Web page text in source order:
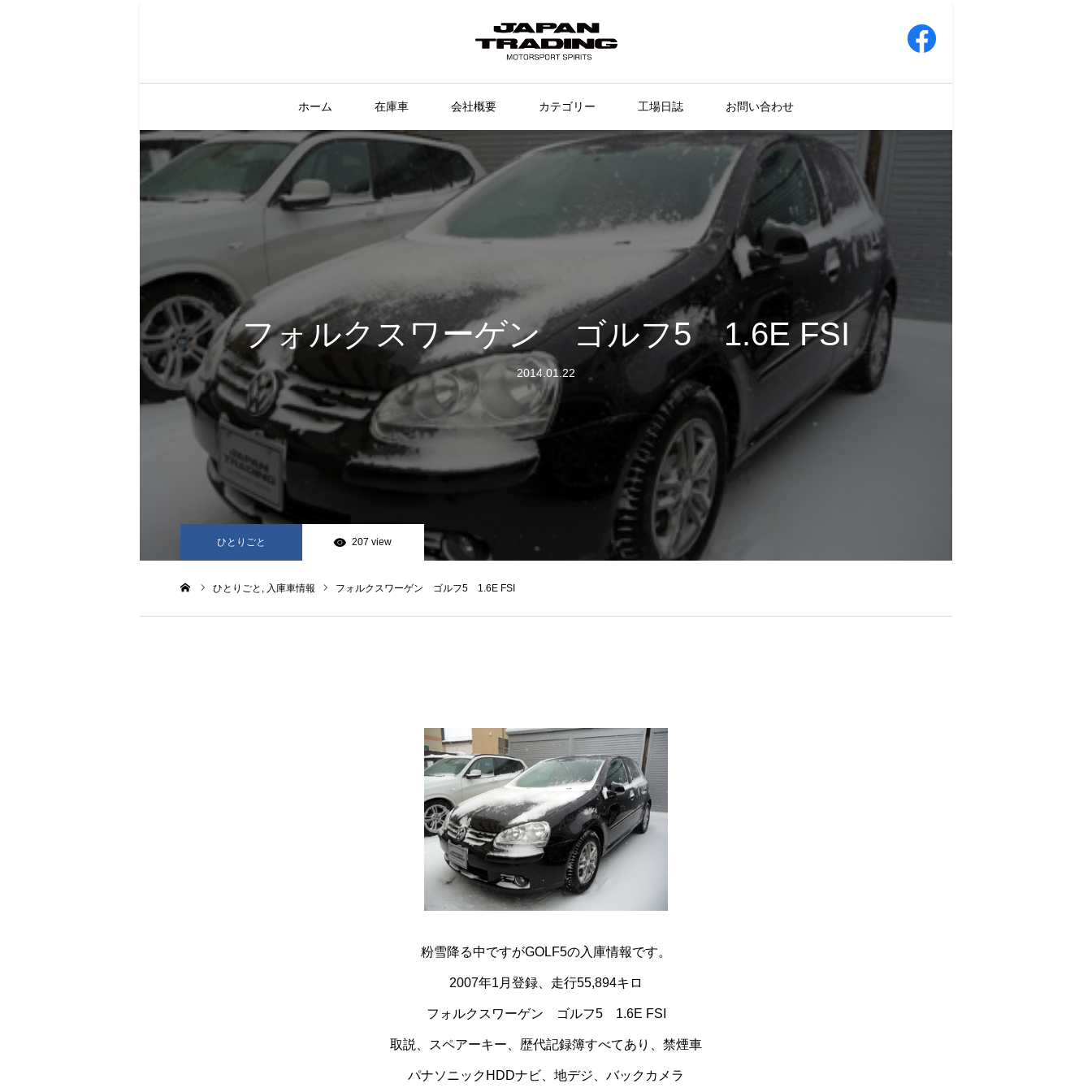
ホーム 在庫車 会社概要 カテゴリー 工場日誌 お問い合わせ
フォルクスワーゲン ゴルフ5 1.6E FSI
2014.01.22
ひとりごと 207 view
ひとりごと 入庫車情報 フォルクスワーゲン ゴルフ5 1.6E FSI
粉雪降る中ですがGOLF5の入庫情報です。
2007年1月登録、走行55,894キロ
フォルクスワーゲン ゴルフ5 1.6E FSI
取説、スペアーキー、歴代記録簿すべてあり、禁煙車
パナソニックHDDナビ、地デジ、バックカメラ